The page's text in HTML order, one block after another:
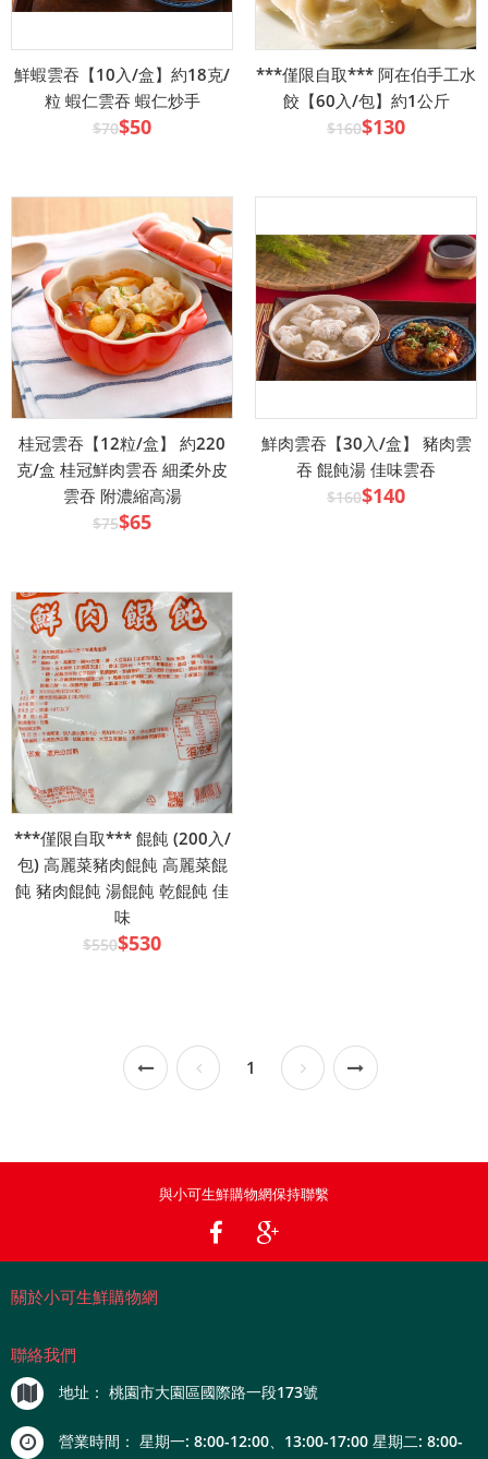
鮮蝦雲吞【10入/盒】約18克/
粒 蝦仁雲吞 蝦仁炒手
$70$50
***僅限自取*** 阿在伯手工水
餃【60入/包】約1公斤
$160$130
桂冠雲吞【12粒/盒】 約220
克/盒 桂冠鮮肉雲吞 細柔外皮
雲吞 附濃縮高湯
$75$65
鮮肉雲吞【30入/盒】 豬肉雲
吞 餛飩湯 佳味雲吞
$160$140
***僅限自取*** 餛飩 (200入/
包) 高麗菜豬肉餛飩 高麗菜餛
飩 豬肉餛飩 湯餛飩 乾餛飩 佳
味
$550$530
1
與小可生鮮購物網保持聯繫
關於小可生鮮購物網
聯絡我們
地址： 桃園市大園區國際路一段173號
營業時間： 星期一: 8:00-12:00、13:00-17:00 星期二: 8:00-